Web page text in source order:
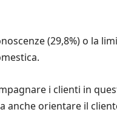
(29,8%) o la
i clienti in
orientare il